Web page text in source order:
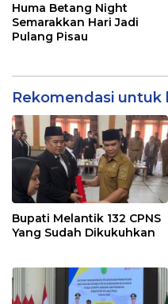
Huma Betang Night
Semarakkan Hari Jadi
Pulang Pisau
Rekomendasi untuk
Bupati Melantik 132 CPNS
Yang Sudah Dikukuhkan